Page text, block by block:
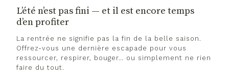
L’été n’est pas fini — et il est encore temps
d’en profiter
La rentrée ne signifie pas la fin de la belle saison.
Offrez-vous une dernière escapade pour vous
ressourcer, respirer, bouger… ou simplement ne rien
faire du tout.